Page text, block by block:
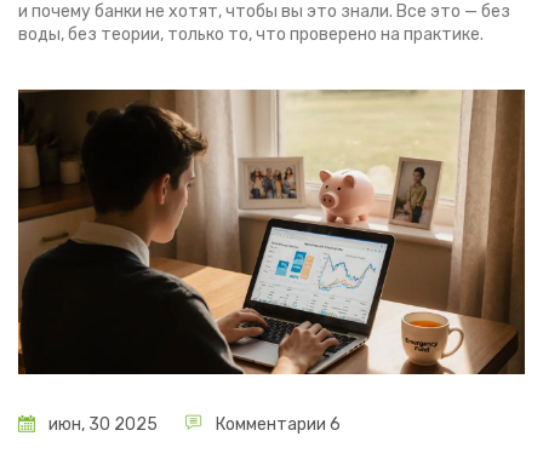
и почему банки не хотят, чтобы вы это знали. Все это — без
воды, без теории, только то, что проверено на практике.
июн, 30 2025 Комментарии 6